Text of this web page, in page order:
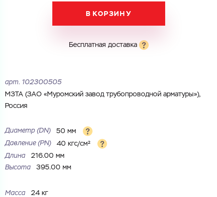
Номер телефона
Номер телефона
Cоглашаюсь на обработку
Город
ЗАГРУЗИТЬ
МБ)
В КОРЗИНУ
Бесплатная доставка
арт. 102300505
МЗТА (ЗАО «Муромский за­вод трубопроводной арматуры»),
Россия
Диаметр (DN)
50 мм
Давление (PN)
40 кгс/см²
Длина
216.00 мм
Высота
395.00 мм
Масса
24 кг